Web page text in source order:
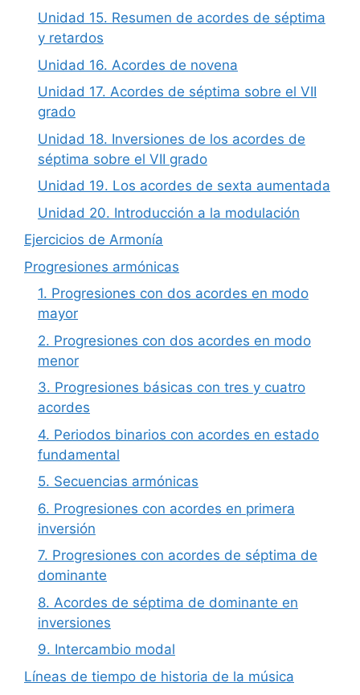
Unidad 15. Resumen de acordes de séptima
y retardos
Unidad 16. Acordes de novena
Unidad 17. Acordes de séptima sobre el VII
grado
Unidad 18. Inversiones de los acordes de
séptima sobre el VII grado
Unidad 19. Los acordes de sexta aumentada
Unidad 20. Introducción a la modulación
Ejercicios de Armonía
Progresiones armónicas
1. Progresiones con dos acordes en modo
mayor
2. Progresiones con dos acordes en modo
menor
3. Progresiones básicas con tres y cuatro
acordes
4. Periodos binarios con acordes en estado
fundamental
5. Secuencias armónicas
6. Progresiones con acordes en primera
inversión
7. Progresiones con acordes de séptima de
dominante
8. Acordes de séptima de dominante en
inversiones
9. Intercambio modal
Líneas de tiempo de historia de la música